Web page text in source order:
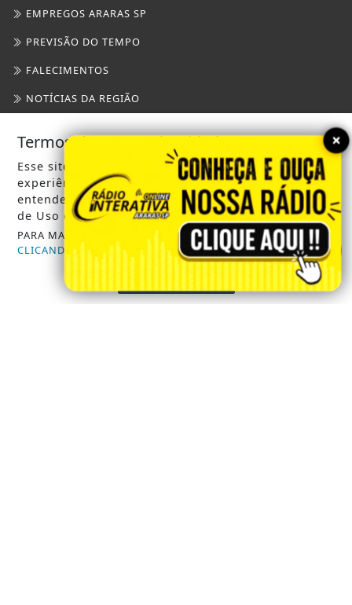
EMPREGOS ARARAS SP
PREVISÃO DO TEMPO
FALECIMENTOS
NOTÍCIAS DA REGIÃO
SAEMA ARARAS
/ INFORMAÇÕES
INÍCIO
SOBRE
Termos de Uso e Privacidade
Esse site utiliza cookies para melhorar sua
experiência de navegação. Ao continuar o acesso,
entendemos que você concorda com nossos Termos
de Uso e Privacidade.
PARA MAIS INFORMAÇÕES,
ACESSE NOSSOS TERMOS
CLICANDO AQUI
×